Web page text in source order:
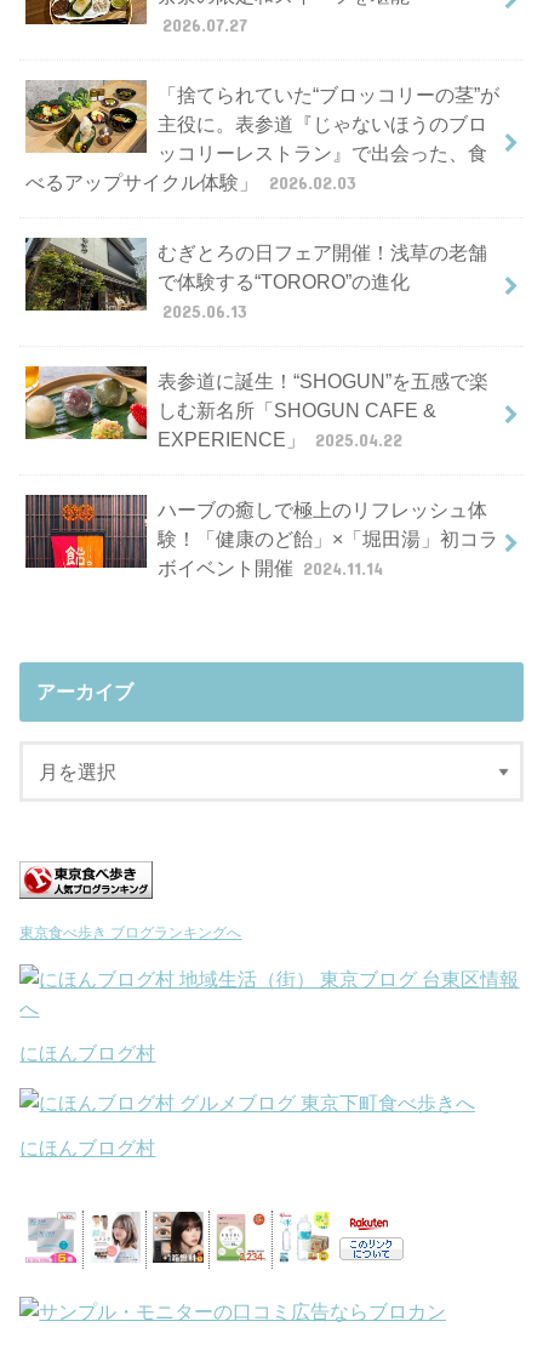
2026.07.27
「捨てられていた“ブロッコリーの茎”が
主役に。表参道『じゃないほうのブロ
ッコリーレストラン』で出会った、食
べるアップサイクル体験」
2026.02.03
むぎとろの日フェア開催！浅草の老舗
で体験する“TORORO”の進化
2025.06.13
表参道に誕生！“SHOGUN”を五感で楽
しむ新名所「SHOGUN CAFE &
EXPERIENCE」
2025.04.22
ハーブの癒しで極上のリフレッシュ体
験！「健康のど飴」×「堀田湯」初コラ
ボイベント開催 2024.11.14
アーカイブ
東京食べ歩き ブログランキングへ
にほんブログ村
にほんブログ村